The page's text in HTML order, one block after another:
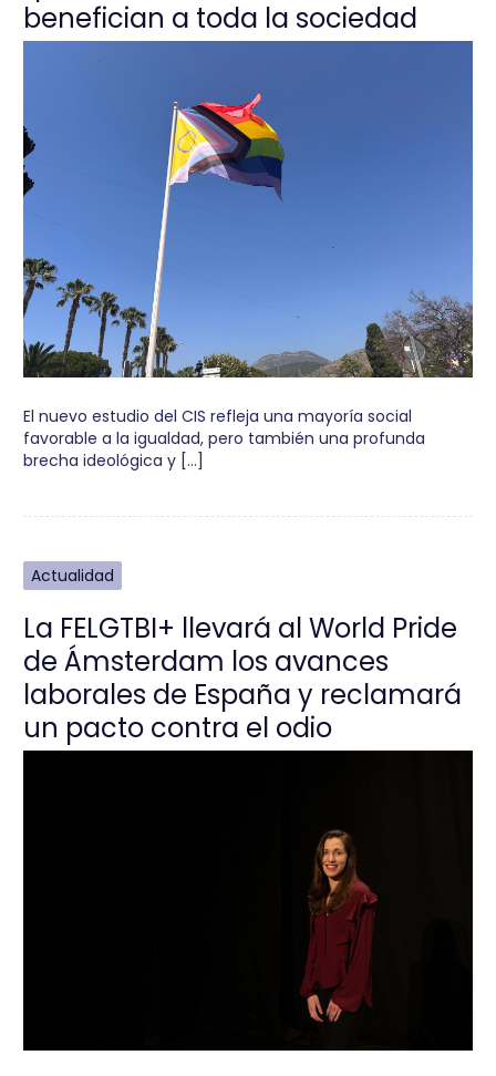
benefician a toda la sociedad
El nuevo estudio del CIS refleja una mayoría social
favorable a la igualdad, pero también una profunda
brecha ideológica y […]
Actualidad
La FELGTBI+ llevará al World Pride
de Ámsterdam los avances
laborales de España y reclamará
un pacto contra el odio